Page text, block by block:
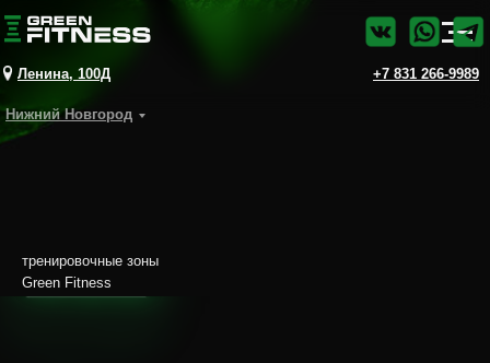
Ленина, 100Д +7 831 266-9989
Нижний Новгород
тренировочные зоны
Green Fitness